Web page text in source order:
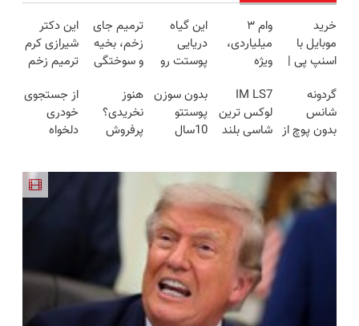
خرید
موبایل با
اسنپ پی |
بدون سود و
کارمزد!
وام ۳
میلیاردی،
ویژه
فروشگاه‌های
آنلاین و
حضوری
این گیاه
دریایی
پوستت رو
میکنه
انگار20سال
جوون شدی
خرید
ترمیم جای
زخم، بخیه
و سوختگی
هفته!!😍
این دکتر
شیرازی کرم
ترمیم زخم
ساخت!!!
گردونه
شانس
بدون پوچ از
بیت کوین
🔥
IM LS7
لوکس ترین
شاسی بلند
بدون سوزن
پوستتو
10سال
پاییزی
هنوز
نخریدی؟
پرفروش
گیاهی
از جستجوی
خودری
دلخواه
آن، ساده،
بی واسطه و